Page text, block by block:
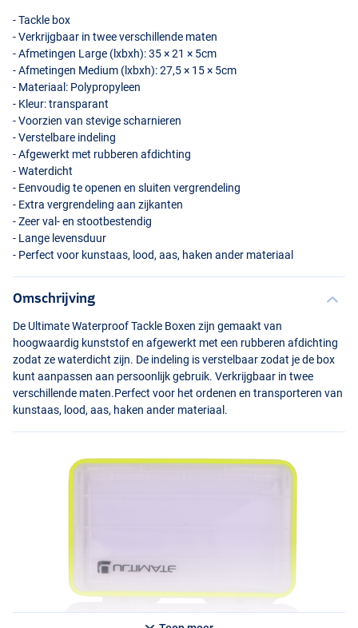
- Tackle box
- Verkrijgbaar in twee verschillende maten
- Afmetingen Large (lxbxh): 35 × 21 × 5cm
- Afmetingen Medium (lxbxh): 27,5 × 15 × 5cm
- Materiaal: Polypropyleen
- Kleur: transparant
- Voorzien van stevige scharnieren
- Verstelbare indeling
- Afgewerkt met rubberen afdichting
- Waterdicht
- Eenvoudig te openen en sluiten vergrendeling
- Extra vergrendeling aan zijkanten
- Zeer val- en stootbestendig
- Lange levensduur
- Perfect voor kunstaas, lood, aas, haken ander materiaal
Omschrijving
De Ultimate Waterproof Tackle Boxen zijn gemaakt van
hoogwaardig kunststof en afgewerkt met een rubberen afdichting
zodat ze waterdicht zijn. De indeling is verstelbaar zodat je de box
kunt aanpassen aan persoonlijk gebruik. Verkrijgbaar in twee
verschillende maten.Perfect voor het ordenen en transporteren van
kunstaas, lood, aas, haken ander materiaal.